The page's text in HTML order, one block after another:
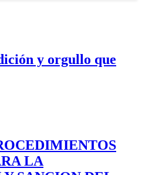
y orgullo que
LA